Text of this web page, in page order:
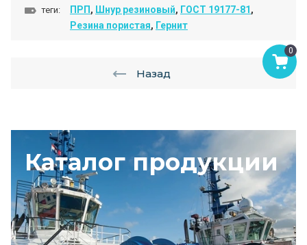
0
Каталог продукции
теги: ПРП , Шнур резиновый, ГОСТ 19177-81 ,
Резина пористая, Гернит
Назад